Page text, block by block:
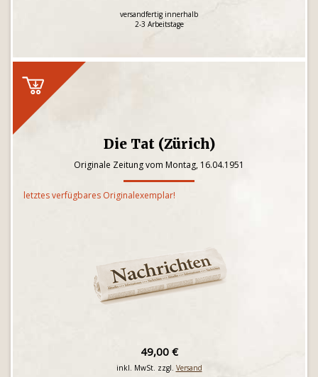
versandfertig innerhalb
2-3 Arbeitstage
Die Tat (Zürich)
Originale Zeitung vom Montag, 16.04.1951
letztes verfügbares Originalexemplar!
49,00 €
inkl. MwSt. zzgl. Versand